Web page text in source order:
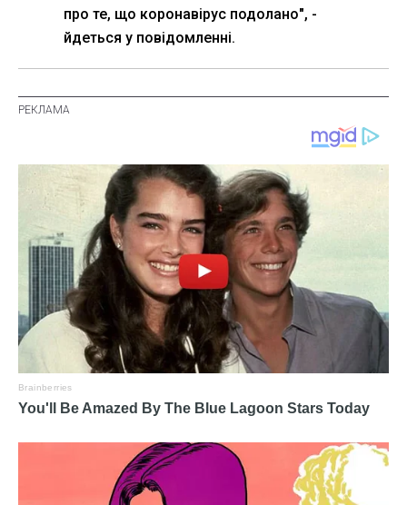
про те, що коронавірус подолано", -
йдеться у повідомленні.